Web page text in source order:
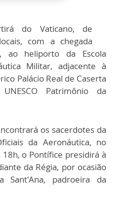
do Vaticano, de
com a chegada
ao heliporto da Escola
Militar, adjacente à
Palácio Real de Caserta
Patrimônio da
os sacerdotes da
da Aeronáutica, no
o Pontífice presidirá à
da Régia, por ocasião
Sant'Ana, padroeira da